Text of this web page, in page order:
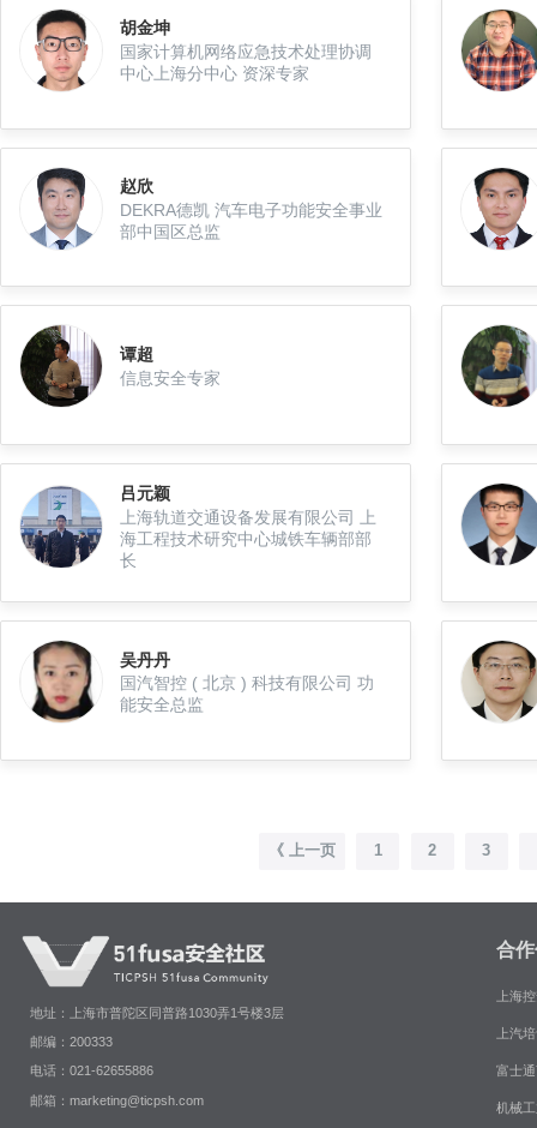
胡金坤
国家计算机网络应急技术处理协调
中心上海分中心 资深专家
赵欣
DEKRA德凯 汽车电子功能安全事业
部中国区总监
谭超
信息安全专家
吕元颖
上海轨道交通设备发展有限公司 上
海工程技术研究中心城铁车辆部部
长
吴丹丹
国汽智控 ( 北京 ) 科技有限公司 功
能安全总监
《 上一页 1 2 3
地址：上海市普陀区同普路1030弄1号楼3层
邮编：200333
电话：021-62655886
邮箱：marketing@ticpsh.com
合
上海
上汽
富士
机械